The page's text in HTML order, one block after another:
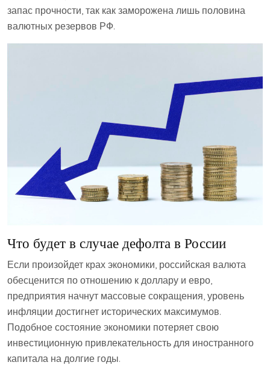
запас прочности, так как заморожена лишь половина
валютных резервов РФ.
Что будет в случае дефолта в России
Если произойдет крах экономики, российская валюта
обесценится по отношению к доллару и евро,
предприятия начнут массовые сокращения, уровень
инфляции достигнет исторических максимумов.
Подобное состояние экономики потеряет свою
инвестиционную привлекательность для иностранного
капитала на долгие годы.